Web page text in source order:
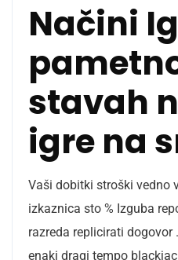
Načini
stavah
igre na
Vaši dobitki stroški vedno
izkaznica sto % Izguba
razreda replicirati dogovor
enaki dragi tempo